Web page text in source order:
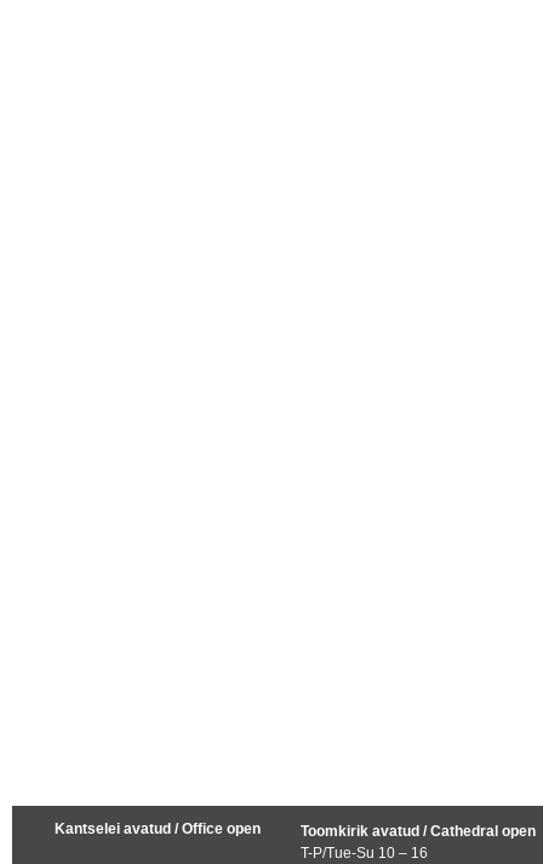
Kantselei avatud / Office open
Toomkirik avatud / Cathedral open
T-P/Tue-Su 10 – 16